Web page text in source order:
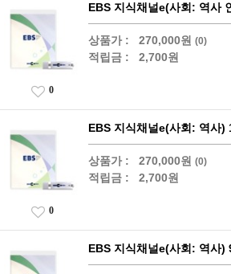
EBS 지식채널e(사회: 역사
상품가 : 270,000원 (0)
적립금 : 2,700원
0
EBS 지식채널e(사회: 역사)
상품가 : 270,000원 (0)
적립금 : 2,700원
0
EBS 지식채널e(사회: 역사)